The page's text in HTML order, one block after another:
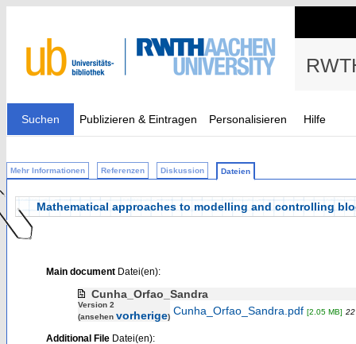
Suchen Publizieren & Eintragen Personalisieren Hilfe
Mehr Informationen Referenzen Diskussion Dateien
Mathematical approaches to modelling and controlling
Main documentDatei(en):
Cunha_Orfao_Sandra
Version 2
(ansehen vorherige) Cunha_Orfao_Sandra.pdf [2.05 MB]
Additional FileDatei(en):